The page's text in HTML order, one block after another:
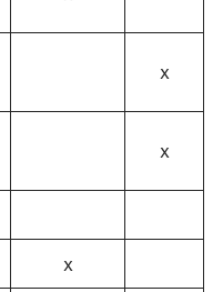
x
x
x